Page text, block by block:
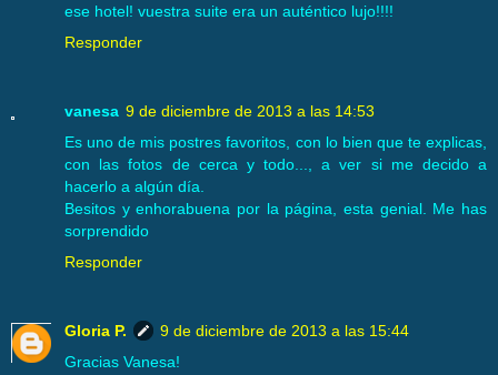
ese hotel! vuestra suite era un auténtico lujo!!!!
Responder
vanesa 9 de diciembre de 2013 a las 14:53
Es uno de mis postres favoritos, con lo bien que te explicas,
con las fotos de cerca y todo..., a ver si me decido a
hacerlo a algún día.
Besitos y enhorabuena por la página, esta genial. Me has
sorprendido
Responder
Gloria P.
9 de diciembre de 2013 a las 15:44
Gracias Vanesa!